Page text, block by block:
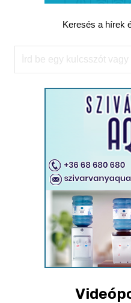
Keresés a hírek
Keresés